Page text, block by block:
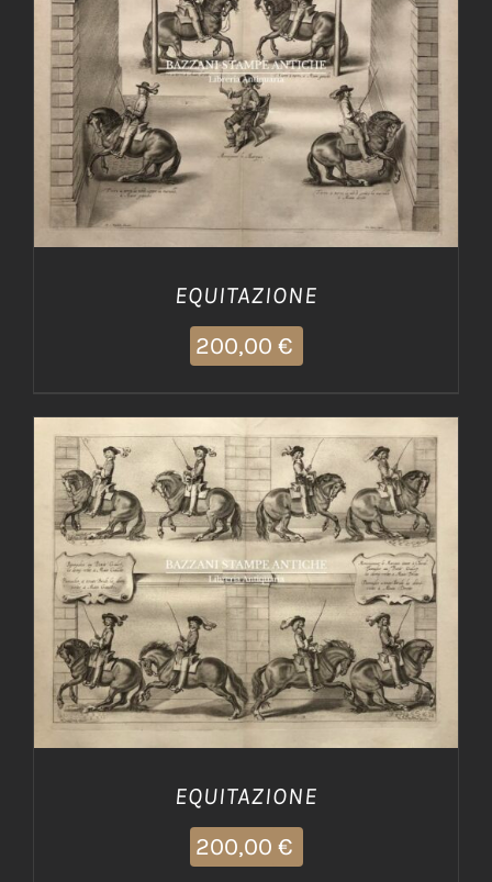
AGGIUNGI AL CARRELLO DETTAGLI
EQUITAZIONE
200,00 €
AGGIUNGI AL CARRELLO / DETTAGLI
EQUITAZIONE
200,00 €